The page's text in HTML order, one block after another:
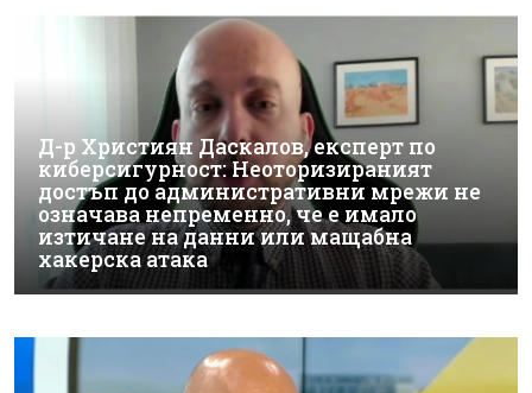
Д-р Християн Даскалов, експерт по
киберсигурност: Неоторизираният
достъп до административни мрежи не
означава непременно, че е имало
изтичане на данни или мащабна
хакерска атака